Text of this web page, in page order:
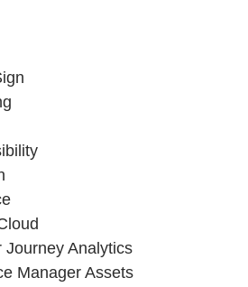
Journey Analytics
Manager Assets